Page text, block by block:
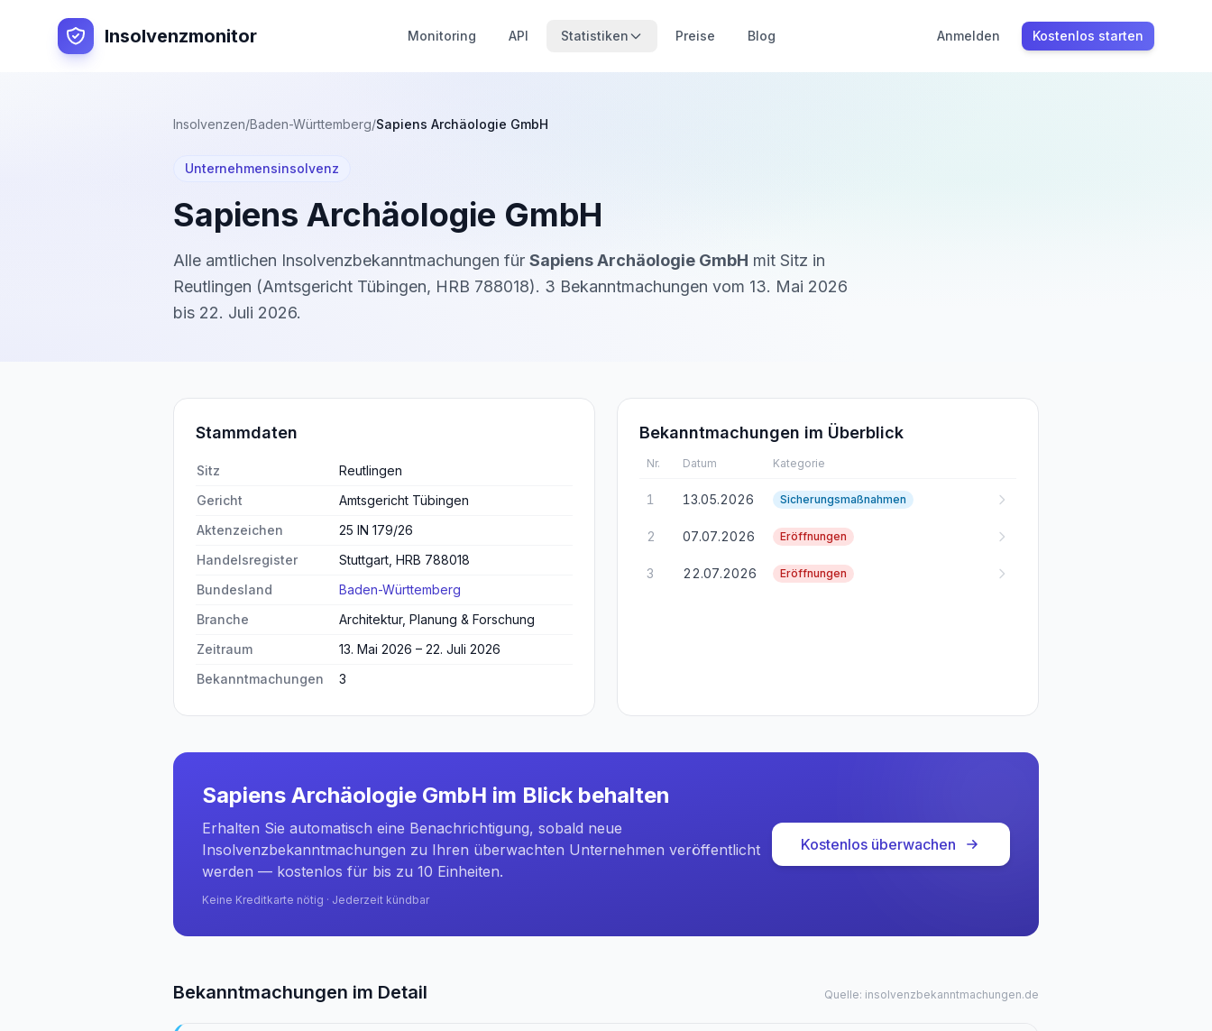
Insolvenzmonitor Monitoring API Statistiken Preise Blog Anmelden Kostenlos starten
Insolvenzen/Baden-Württemberg/Sapiens Archäologie GmbH
Unternehmensinsolvenz
Sapiens Archäologie GmbH
Alle amtlichen Insolvenzbekanntmachungen für Sapiens Archäologie GmbH mit Sitz in
Reutlingen (Amtsgericht Tübingen, HRB 788018). 3 Bekanntmachungen vom 13. Mai 2026
bis 22. Juli 2026.
Stammdaten
Sitz
Reutlingen
Gericht
Amtsgericht Tübingen
Aktenzeichen
25 IN 179/26
Handelsregister
Stuttgart, HRB 788018
Bundesland
Baden-Württemberg
Branche
Architektur, Planung & Forschung
Zeitraum
13. Mai 2026 – 22. Juli 2026
Bekanntmachungen
3
Bekanntmachungen im Überblick
Nr. Datum Kategorie
1 13.05.2026 Sicherungsmaßnahmen
2 07.07.2026 Eröffnungen
3 22.07.2026 Eröffnungen
Sapiens Archäologie GmbH im Blick behalten
Erhalten Sie automatisch eine Benachrichtigung, sobald neue
Insolvenzbekanntmachungen zu Ihren überwachten Unternehmen veröffentlicht
werden — kostenlos für bis zu 10 Einheiten.
Keine Kreditkarte nötig · Jederzeit kündbar
Kostenlos überwachen
Bekanntmachungen im Detail Quelle: insolvenzbekanntmachungen.de